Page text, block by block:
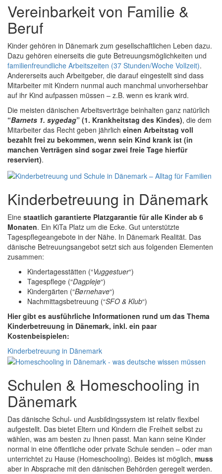
Vereinbarkeit von Familie &
Beruf
Kinder gehören in Dänemark zum gesellschaftlichen Leben dazu.
Dazu gehören einerseits die gute Betreuungsmöglichkeiten und
familienfreundliche Arbeitszeiten (37 Stunden/Woche Vollzeit).
Andererseits auch Arbeitgeber, die darauf eingestellt sind dass
Mitarbeiter mit Kindern nunmal auch manchmal unvorhersehbar
auf ihr Kind aufpassen müssen – z.B. wenn es krank wird.
Die meisten dänischen Arbeitsverträge beinhalten ganz natürlich
“Barnets 1. sygedag” (1. Krankheitstag des Kindes), die dem
Mitarbeiter das Recht geben jährlich einen Arbeitstag voll
bezahlt frei zu bekommen, wenn sein Kind krank ist (in
manchen Verträgen sind sogar zwei freie Tage hierfür
reserviert).
Kinderbetreuung in Dänemark
Eine staatlich garantierte Platzgarantie für alle Kinder ab 6
Monaten. Ein KiTa Platz um die Ecke. Gut unterstützte
Tagespflegeangebote in der Nähe. In Dänemark Realität. Das
dänische Betreuungsangebot setzt sich aus folgenden Elementen
zusammen:
Kindertagesstätten (“Vuggestuer“)
Tagespflege (“Dagpleje“)
Kindergärten (“Børnehave“)
Nachmittagsbetreuung (“SFO & Klub“)
Hier gibt es ausführliche Informationen rund um das Thema
Kinderbetreuung in Dänemark, inkl. ein paar
Kostenbeispielen:
Kinderbetreuung in Dänemark
Schulen & Homeschooling in
Dänemark
Das dänische Schul- und Ausbildingssystem ist relativ flexibel
aufgestellt. Das bietet Eltern und Kindern die Freiheit selbst zu
wählen, was am besten zu Ihnen passt. Man kann seine Kinder
normal in eine öffentliche oder private Schule senden – oder man
unterrichtet zu Hause (Homeschooling). Beides ist möglich, muss
aber in Absprache mit den dänischen Behörden geregelt werden.